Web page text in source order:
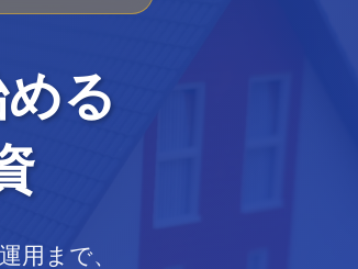
る
用まで、